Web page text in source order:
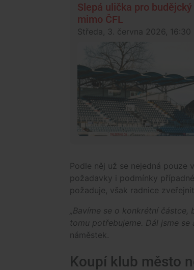
Slepá ulička pro
mimo ČFL
Středa, 3. června 2026, 16:30
Podle něj už se nejedná pouze
požadavky i podmínky
požaduje, však radnice
„Bavíme se o konkrétní
tomu potřebujeme. Dál jsme
náměstek.
Koupí klub město